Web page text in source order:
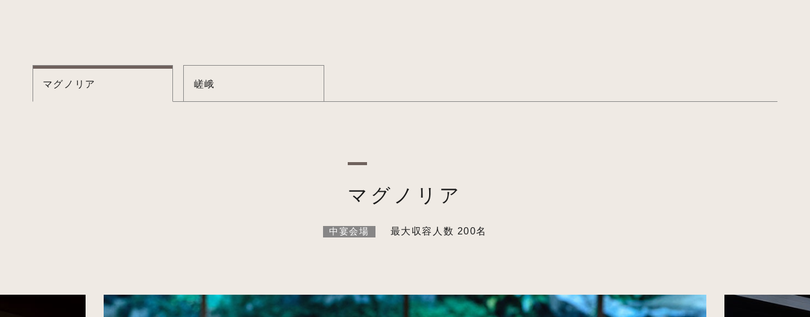
マグノリア 嵯峨
マグノリア
中宴会場 最大収容人数 200名